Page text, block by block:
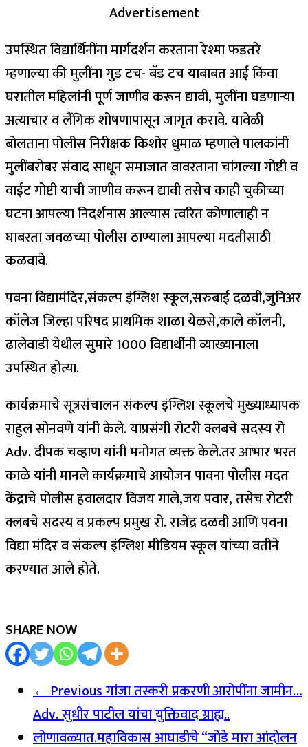
Advertisement
उपस्थित विद्यार्थिनींना मार्गदर्शन करताना रेश्मा फडतरे
म्हणाल्या की मुलींना गुड टच- बॅड टच याबाबत आई किंवा
घरातील महिलांनी पूर्ण जाणीव करून द्यावी, मुलींना घडणाऱ्या
अत्याचार व लैंगिक शोषणापासून जागृत करावे. यावेळी
बोलताना पोलीस निरीक्षक किशोर धुमाळ म्हणाले पालकांनी
मुलींबरोबर संवाद साधून समाजात वावरताना चांगल्या गोष्टी व
वाईट गोष्टी याची जाणीव करून द्यावी तसेच काही चुकीच्या
घटना आपल्या निदर्शनास आल्यास त्वरित कोणालाही न
घाबरता जवळच्या पोलीस ठाण्याला आपल्या मदतीसाठी
कळवावे.
पवना विद्यामंदिर,संकल्प इंग्लिश स्कूल,सरुबाई दळवी,जुनिअर
कॉलेज जिल्हा परिषद प्राथमिक शाळा येळसे,काले कॉलनी,
ढालेवाडी येथील सुमारे 1000 विद्यार्थीनी व्याख्यानाला
उपस्थित होत्या.
कार्यक्रमाचे सूत्रसंचालन संकल्प इंग्लिश स्कूलचे मुख्याध्यापक
राहुल सोनवणे यांनी केले. याप्रसंगी रोटरी क्लबचे सदस्य रो
Adv. दीपक चव्हाण यांनी मनोगत व्यक्त केले.तर आभार भरत
काळे यांनी मानले कार्यक्रमाचे आयोजन पावना पोलीस मदत
केंद्राचे पोलीस हवालदार विजय गाले,जय पवार, तसेच रोटरी
क्लबचे सदस्य व प्रकल्प प्रमुख रो. राजेंद्र दळवी आणि पवना
विद्या मंदिर व संकल्प इंग्लिश मीडियम स्कूल यांच्या वतीने
करण्यात आले होते.
SHARE NOW
← Previousगांजा तस्करी प्रकरणी आरोपींना जामीन…
Adv. सुधीर पाटील यांचा युक्तिवाद ग्राह्य..
लोणावळ्यात.महाविकास आघाडीचे “जोडे मारा आंदोलन